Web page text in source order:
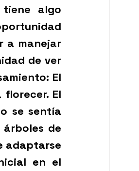
algo
a manejar
de ver
El
El
se sentía
de
adaptarse
en el